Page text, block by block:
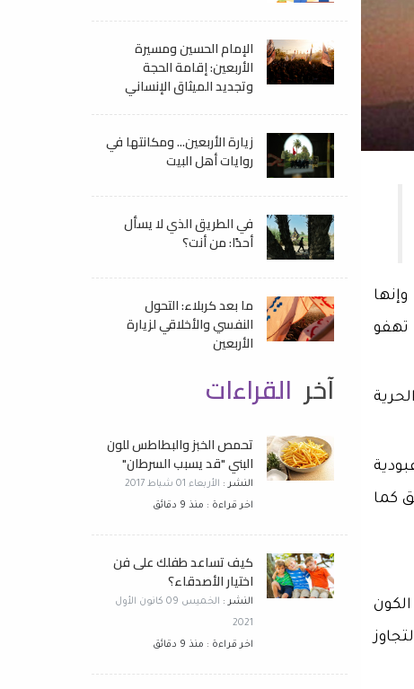
تهفو
كما
الإمام الحسين ومسيرة
الأربعين: إقامة الحجة
وتجديد الميثاق الإنساني
زيارة الأربعين... ومكانتها في
روايات أهل البيت
في الطريق الذي لا يسأل
أحدًا: من أنت؟
ما بعد كربلاء: التحول
النفسي والأخلاقي لزيارة
الأربعين
آخر القراءات
تحمص الخبز والبطاطس للون
البني "قد يسبب السرطان"
النشر : الأربعاء 01 شباط 2017
اخر قراءة : منذ 9 دقائق
كيف تساعد طفلك على فن
اختيار الأصدقاء؟
النشر :
الخميس 09 كانون الأول
2021
اخر قراءة : منذ 9 دقائق